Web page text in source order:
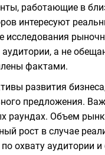
работающие в
интересуют
исследования
аудитории, а не
фактами.
развития
предложения.
раундах. Объем
рост в случае
по охвату аудитории